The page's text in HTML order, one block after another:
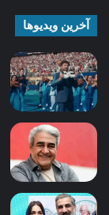
آخرین ویدیوها